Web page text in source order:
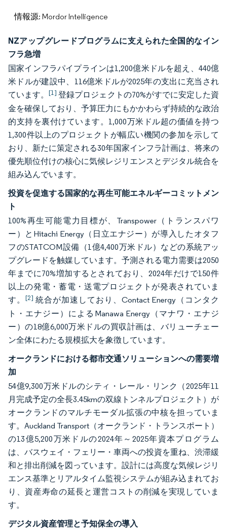
情報源: Mordor Intelligence
NZアップグレードプログラムに支えられた全国的なイン
フラ急増
国家インフラパイプラインは1,200億米ドルを超え、440億
米ドルが建設中、116億米ドルが2025年の支出に充当され
ています。[1] 登録プロジェクトの70%がすでに安定した資
金を確保しており、予算圧力にもかかわらず持続的な政治
的支持を裏付けています。1,000万米ドル超の価値を持つ
1,300件以上のプロジェクトが幅広い機関の参加を示して
おり、新たに策定される30年国家インフラ計画は、将来の
優先順位付けの核心に気候レジリエンスとデジタル統合を
組み込んでいます。
投資を促進する国家的な再生可能エネルギーコミットメン
ト
100%再生可能電力目標が、Transpower（トランスパワ
ー）とHitachi Energy（日立エナジー）が導入したオタフ
フのSTATCOM設備（1億4,400万米ドル）などの系統アッ
プグレードを触媒しています。予測される電力需要は2050
年までに70%増加するとされており、2024年だけで150件
以上の発電・蓄電・送電プロジェクトが発表されていま
す。 [2] 統合が加速しており、Contact Energy（コンタク
ト・エナジー）によるManawa Energy（マナワ・エナジ
ー）の18億6,000万米ドルの買収計画は、バリューチェー
ン全体にわたる規模拡大を象徴しています。
オークランドにおける都市交通ソリューションへの需要増
加
54億9,300万米ドルのシティ・レール・リンク（2025年11
月完成予定の全長3.45kmの双線トンネルプロジェクト）が
オークランドのマルチモーダル拡張の中核を担っていま
す。Auckland Transport（オークランド・トランスポート）
の13億5,200万米ドルの2024年～2025年資本プログラム
は、バスウェイ・フェリー・車両への投資を重ね、渋滞緩
和と排出削減を図っています。設計には高度な気候レジリ
エンス基準とリアルタイム監視システムが組み込まれてお
り、資産寿命の延長と運営コストの削減を実現していま
す。
デジタル資産管理と予知保全の導入